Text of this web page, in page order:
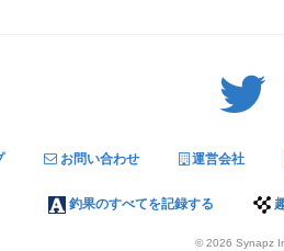
お問い合わせ 運営会社
釣果のすべてを記録する
© 2026 Synapz